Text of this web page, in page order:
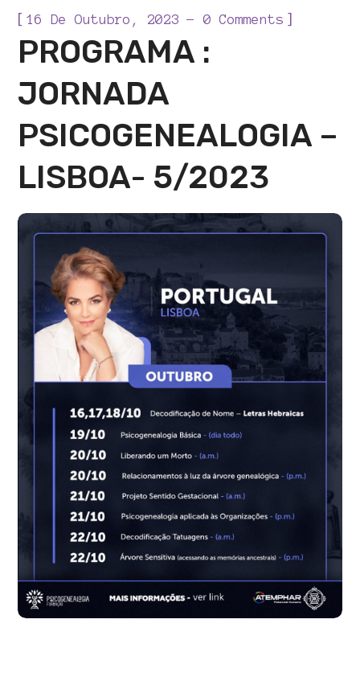
[16 De Outubro, 2023 0 Comments ]
PROGRAMA :
JORNADA
PSICOGENEALOGIA –
LISBOA- 5/2023